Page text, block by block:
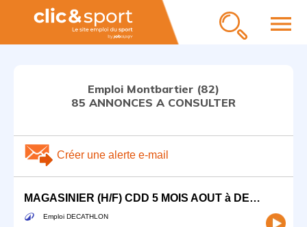
menu
Emploi Montbartier (82)
85 ANNONCES A CONSULTER
Créer une alerte e-mail
MAGASINIER (H/F) CDD 5 MOIS AOUT à DECEMBRE 2026
Emploi DECATHLON